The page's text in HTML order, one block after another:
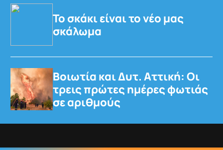
Το σκάκι είναι το νέο μας
σκάλωμα
Βοιωτία και Δυτ. Αττική: Οι
τρεις πρώτες ημέρες φωτιάς
σε αριθμούς